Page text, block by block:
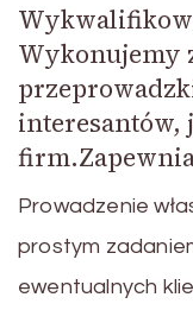
Wykonujemy
interesantów,
Prowadzenie
prostym
ewentualnych